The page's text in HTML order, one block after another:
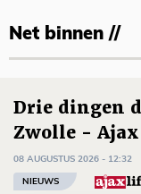
Net binnen //
Drie dingen
Zwolle - Ajax
08 AUGUSTUS 2026 - 12:32
NIEUWS